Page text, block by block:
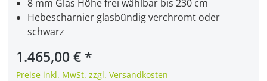
Regulärer Preis:
1.465,00 €
Preise inkl. MwSt. zzgl. Versandkosten
8 mm Glas Höhe frei wählbar bis 230 cm
Hebescharnier glasbündig verchromt oder
schwarz